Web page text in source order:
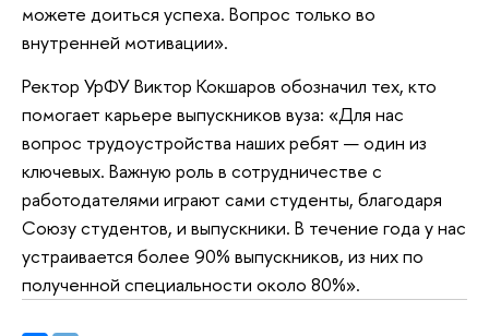
можете доиться успеха. Вопрос только во
внутренней мотивации».
Ректор УрФУ Виктор Кокшаров обозначил тех, кто
помогает карьере выпускников вуза: «Для нас
вопрос трудоустройства наших ребят — один из
ключевых. Важную роль в сотрудничестве с
работодателями играют сами студенты, благодаря
Союзу студентов, и выпускники. В течение года у нас
устраивается более 90% выпускников, из них по
полученной специальности около 80%».